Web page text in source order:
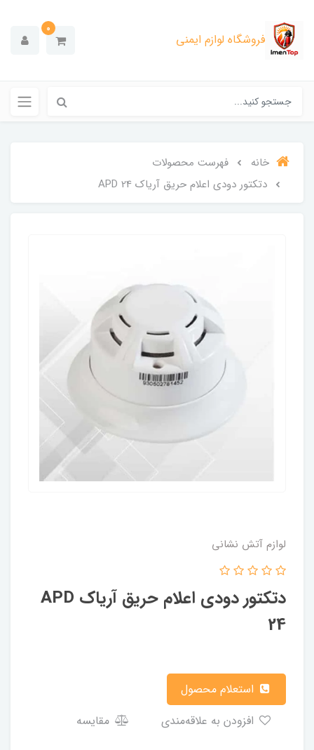
فروشگاه لوازم ایمنی
0
خانه
فهرست محصولات
دتکتور دودی اعلام حریق آریاک APD 24
لوازم آتش نشانی
دتکتور دودی اعلام حریق آریاک APD
24
مقایسه